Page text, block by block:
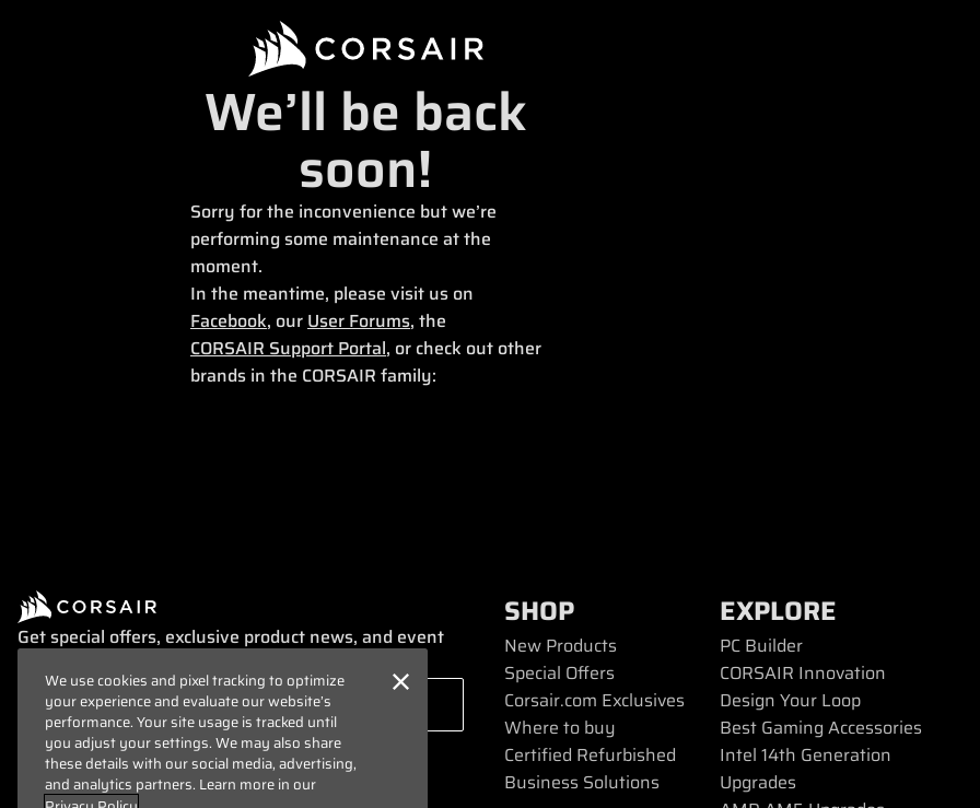
We’ll be back
soon!
Sorry for the inconvenience but we’re
performing some maintenance at the
moment.
In the meantime, please visit us on
Facebook, our User Forums, the
CORSAIR Support Portal, or check out other
brands in the CORSAIR family:
Get special offers, exclusive product news, and event
SHOP
New Products
Special Offers
Corsair.com Exclusives
Where to buy
Certified Refurbished
Business Solutions
EXPLORE
PC Builder
CORSAIR Innovation
Design Your Loop
Best Gaming Accessories
Intel 14th Generation
Upgrades
We use cookies and pixel tracking to optimize
your experience and evaluate our website’s
performance. Your site usage is tracked until
you adjust your settings. We may also share
these details with our social media, advertising,
and analytics partners. Learn more in our